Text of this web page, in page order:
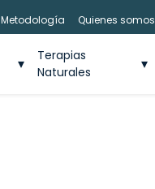
Metodología Quienes somos
Terapias
Naturales